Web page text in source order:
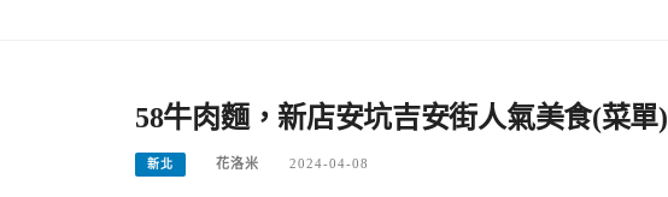
58牛肉麵，新店安坑吉安街人氣美食(菜單)
新北 花洛米 2024-04-08